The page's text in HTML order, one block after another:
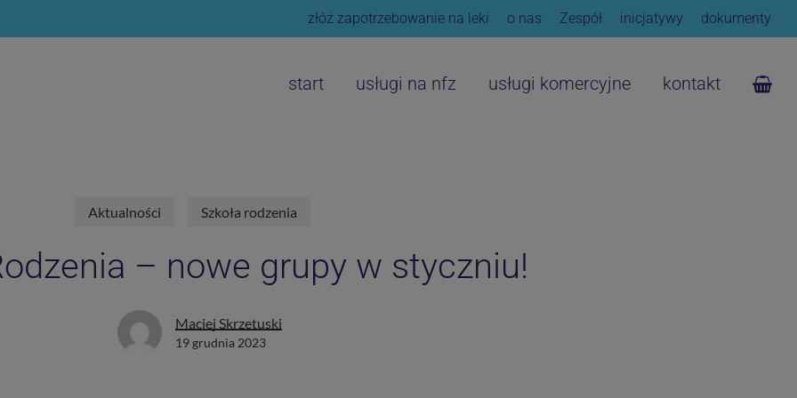
złóż zapotrzebowanie na leki o nas Zespół inicjatywy dokumenty
start usługi na nfz usługi komercyjne kontakt
Aktualności Szkoła rodzenia
– nowe grupy w styczniu!
Maciej Skrzetuski
19 grudnia 2023